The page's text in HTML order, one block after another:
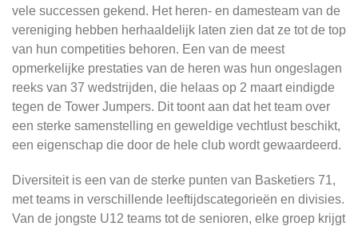
vele successen gekend. Het heren- en damesteam van de
vereniging hebben herhaaldelijk laten zien dat ze tot de top
van hun competities behoren. Een van de meest
opmerkelijke prestaties van de heren was hun ongeslagen
reeks van 37 wedstrijden, die helaas op 2 maart eindigde
tegen de Tower Jumpers. Dit toont aan dat het team over
een sterke samenstelling en geweldige vechtlust beschikt,
een eigenschap die door de hele club wordt gewaardeerd.
Diversiteit is een van de sterke punten van Basketiers 71,
met teams in verschillende leeftijdscategorieën en divisies.
Van de jongste U12 teams tot de senioren, elke groep krijgt